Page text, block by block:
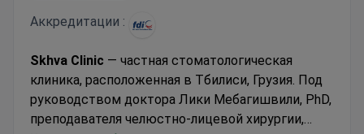
Аккредитации :
Skhva Clinic — частная стоматологическая
клиника, расположенная в Тбилиси, Грузия. Под
руководством доктора Лики Мебагишвили, PhD,
преподавателя челюстно-лицевой хирургии,